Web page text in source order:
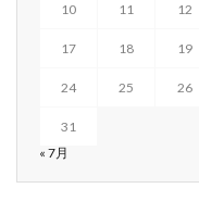
10 11 12
17 18 19
24 25 26
31
« 7月